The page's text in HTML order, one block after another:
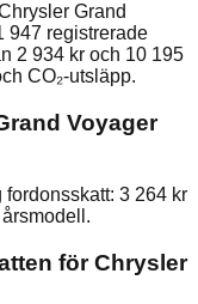
Grand
947 registrerade
2 934 kr och 10 195
CO₂-utsläpp.
Voyager
3 264 kr
för Chrysler